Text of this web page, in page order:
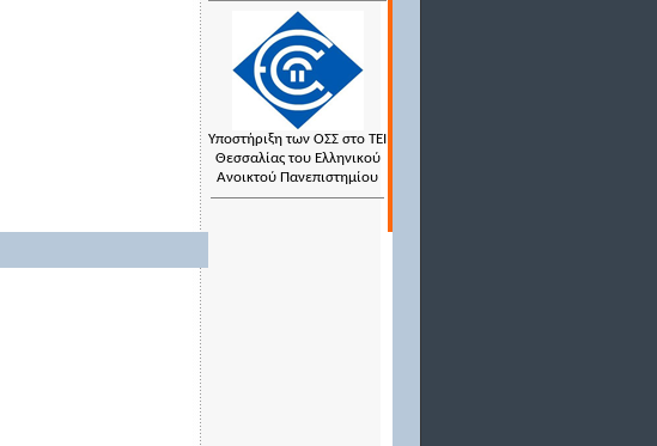
Υποστήριξη των ΟΣΣ στο ΤΕΙ
Θεσσαλίας του Ελληνικού
Ανοικτού Πανεπιστημίου